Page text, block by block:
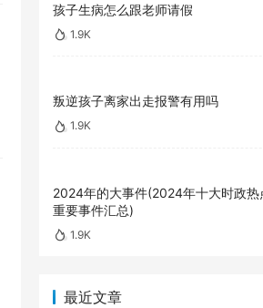
孩子生病怎么跟老师请假
1.9K
叛逆孩子离家出走报警有用吗
1.9K
2024年的大事件(2024年十大时政热
重要事件汇总)
1.9K
最近文章